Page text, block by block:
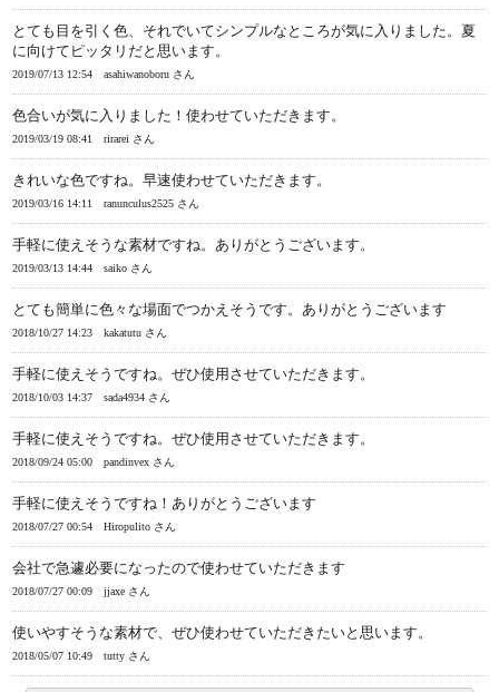
とても目を引く色、それでいてシンプルなところが気に入りました。夏
に向けてピッタリだと思います。
2019/07/13 12:54 asahiwanoboru さん
色合いが気に入りました！使わせていただきます。
2019/03/19 08:41 rirarei さん
きれいな色ですね。早速使わせていただきます。
2019/03/16 14:11 ranunculus2525 さん
手軽に使えそうな素材ですね。ありがとうございます。
2019/03/13 14:44 saiko さん
とても簡単に色々な場面でつかえそうです。ありがとうございます
2018/10/27 14:23 kakatutu さん
手軽に使えそうですね。ぜひ使用させていただきます。
2018/10/03 14:37 sada4934 さん
手軽に使えそうですね。ぜひ使用させていただきます。
2018/09/24 05:00 pandinvex さん
手軽に使えそうですね！ありがとうございます
2018/07/27 00:54 Hiropulito さん
会社で急遽必要になったので使わせていただきます
2018/07/27 00:09 jjaxe さん
使いやすそうな素材で、ぜひ使わせていただきたいと思います。
2018/05/07 10:49 tutty さん